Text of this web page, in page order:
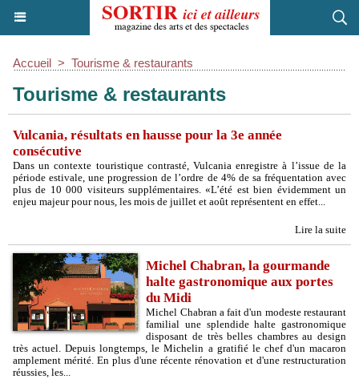
Accueil > Tourisme & restaurants
Tourisme & restaurants
Vulcania, résultats en hausse pour la 3e année
consécutive
Dans un contexte touristique contrasté, Vulcania enregistre à l’issue de la
période estivale, une progression de l’ordre de 4% de sa fréquentation avec
plus de 10 000 visiteurs supplémentaires. «L’été est bien évidemment un
enjeu majeur pour nous, les mois de juillet et août représentent en effet...
Lire la suite
Michel Chabran, la gourmande
halte gastronomique aux portes
du Midi
Michel Chabran a fait d'un modeste restaurant
familial une splendide halte gastronomique
disposant de très belles chambres au design
très actuel. Depuis longtemps, le Michelin a gratifié le chef d'un macaron
amplement mérité. En plus d'une récente rénovation et d'une restructuration
réussies, les...